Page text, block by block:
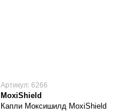
Артикул: 6266
MoxiShield
Капли Моксишилд MoxiShield